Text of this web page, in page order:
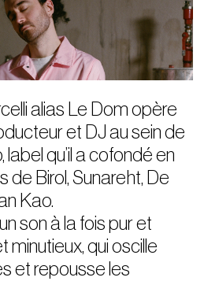
le sucre max
alias Le Dom opère
et DJ au sein de
label qu’il a cofondé en
de Birol, Sunareht, De
Kao.
son à la fois pur et
minutieux, qui oscille
et repousse les